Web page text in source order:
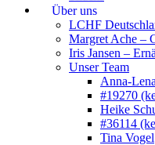
Über uns
LCHF
Margret Ache –
Iris Jansen –
Unser Team
Anna-
#19270
Heike
#36114
Tina Vogel